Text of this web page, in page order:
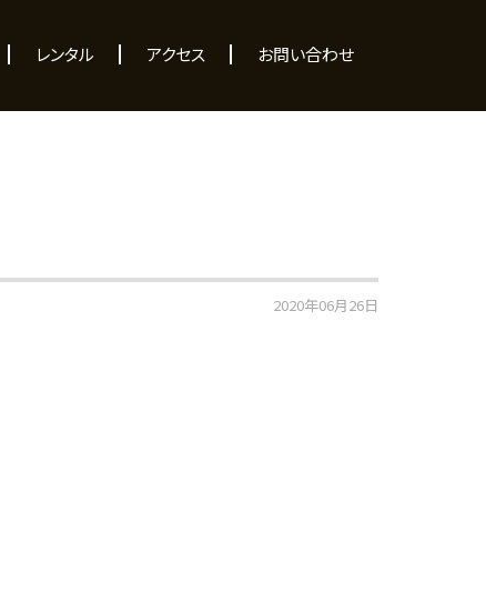
レンタル アクセス お問い合わせ
2020年06月26日